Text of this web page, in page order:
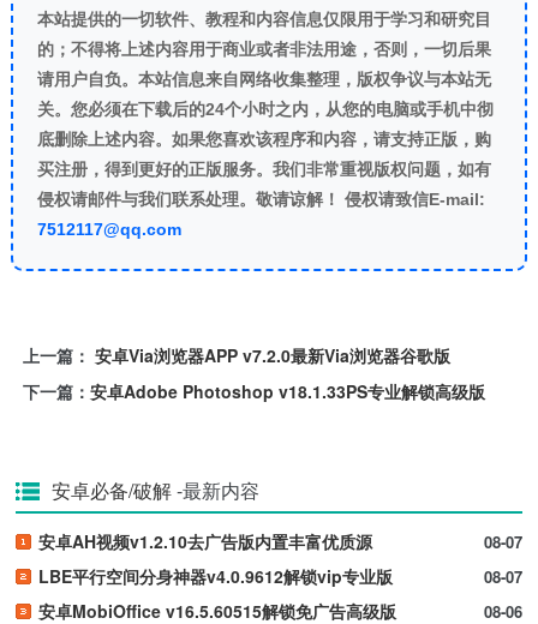
本站提供的一切软件、教程和内容信息仅限用于学习和研究目
的；不得将上述内容用于商业或者非法用途，否则，一切后果
请用户自负。本站信息来自网络收集整理，版权争议与本站无
关。您必须在下载后的24个小时之内，从您的电脑或手机中彻
底删除上述内容。如果您喜欢该程序和内容，请支持正版，购
买注册，得到更好的正版服务。我们非常重视版权问题，如有
侵权请邮件与我们联系处理。敬请谅解！ 侵权请致信E-mail:
7512117@qq.com
上一篇： 安卓Via浏览器APP v7.2.0最新Via浏览器谷歌版
下一篇： 安卓Adobe Photoshop v18.1.33PS专业解锁高级版
安卓必备/破解-最新内容
08-07
安卓AH视频v1.2.10去广告版内置丰富优质源
08-07
LBE平行空间分身神器v4.0.9612解锁vip专业版
08-06
安卓MobiOffice v16.5.60515解锁免广告高级版